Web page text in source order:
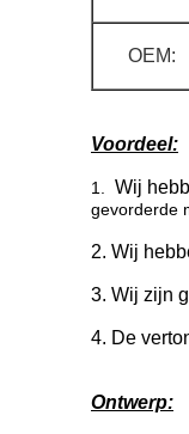
OEM:
Voordeel:
1. Wij
gevorderde
2. Wij
3. Wij zijn
4. De
Ontwerp: